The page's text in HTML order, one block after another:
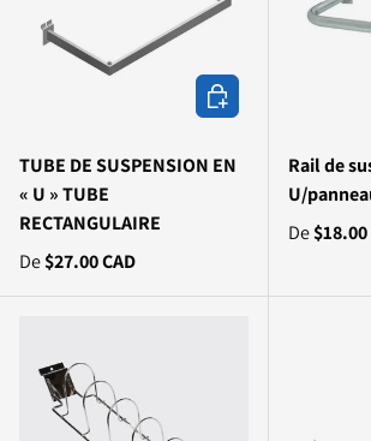
TUBE DE SUSPENSION EN
« U » TUBE
RECTANGULAIRE
De$27.00 CAD
Choisir les options
Rail de
U/
De$18.00